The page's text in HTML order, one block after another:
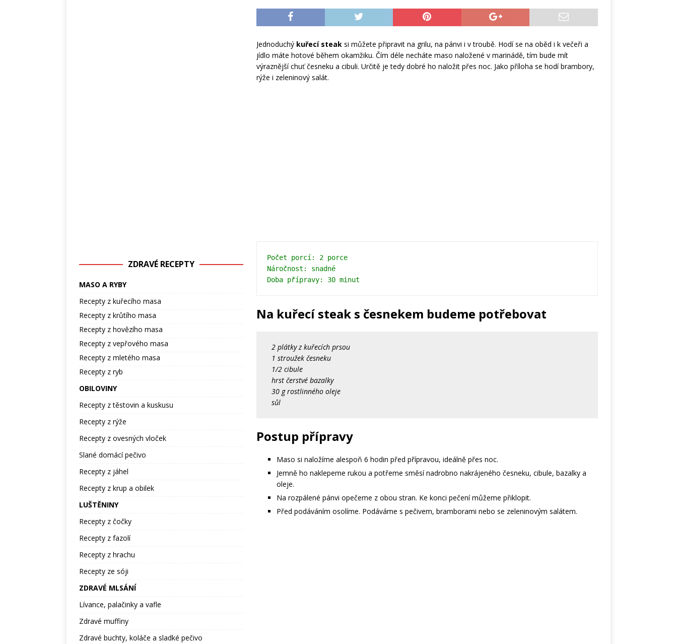
Jednoduchý kuřecí steaksi můžete připravit na grilu, na pánvi i v troubě. Hodí se na oběd i k večeři a
jídlo máte hotové během okamžiku. Čím déle necháte maso naložené v marinádě, tím bude mít
výraznější chuť česneku a cibuli. Určitě je tedy dobré ho naložit přes noc. Jako příloha se hodí brambory,
rýže i zeleninový salát.
Počet porcí: 2 porce
Náročnost: snadné
Doba přípravy: 30 minut
Na kuřecí steak s česnekem budeme potřebovat
2 plátky z kuřecích prsou
1 stroužek česneku
1/2 cibule
hrst čerstvé bazalky
30 g rostlinného oleje
sůl
Postup přípravy
Maso si naložíme alespoň 6 hodin před přípravou, ideálně přes noc.
Jemně ho naklepeme rukou a potřeme směsí nadrobno nakrájeného česneku, cibule, bazalky a
oleje.
Na rozpálené pánvi opečeme z obou stran. Ke konci pečení můžeme přiklopit.
Před podáváním osolíme. Podáváme s pečivem, bramborami nebo se zeleninovým salátem.
ZDRAVÉ RECEPTY
MASO A RYBY
Recepty z kuřecího masa
Recepty z krůtího masa
Recepty z hovězího masa
Recepty z vepřového masa
Recepty z mletého masa
Recepty z ryb
OBILOVINY
Recepty z těstovin a kuskusu
Recepty z rýže
Recepty z ovesných vloček
Slané domácí pečivo
Recepty z jáhel
Recepty z krup a obilek
LUŠTĚNINY
Recepty z čočky
Recepty z fazolí
Recepty z hrachu
Recepty ze sóji
ZDRAVÉ MLSÁNÍ
Lívance, palačinky a vafle
Zdravé muffiny
Zdravé buchty, koláče a sladké pečivo